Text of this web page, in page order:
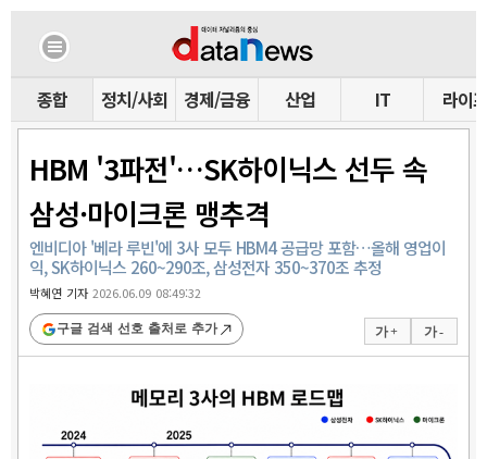
종합 정치/사회 경제/금융 산업 IT 라이프
HBM '3파전'…SK하이닉스 선두 속
삼성·마이크론 맹추격
엔비디아 '베라 루빈'에 3사 모두 HBM4 공급망 포함…올해 영업이
익, SK하이닉스 260~290조, 삼성전자 350~370조 추정
박혜연 기자2026.06.09 08:49:32
가 + 가 -
구글 검색 선호 출처로 추가